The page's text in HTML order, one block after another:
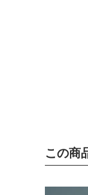
この商